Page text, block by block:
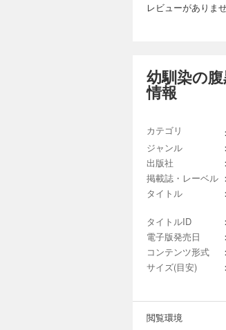
レビューがありませ
幼馴染の
情報
カテゴリ ：
ジャンル
：
出版社
：
掲載誌・レーベル ：
タイトル
：
タイトルID
：
電子版発売日
：
コンテンツ形式
：
サイズ(目安)
：
閲覧環境